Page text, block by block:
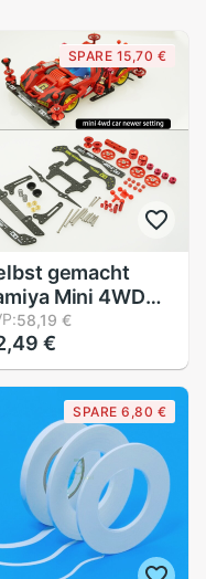
SPARE 15,70 €
gemacht
Mini 4WD
vorne
brechen
spancer
volle
einstellung
MA FMA Chassis
58,19 €
€
SPARE 6,80 €